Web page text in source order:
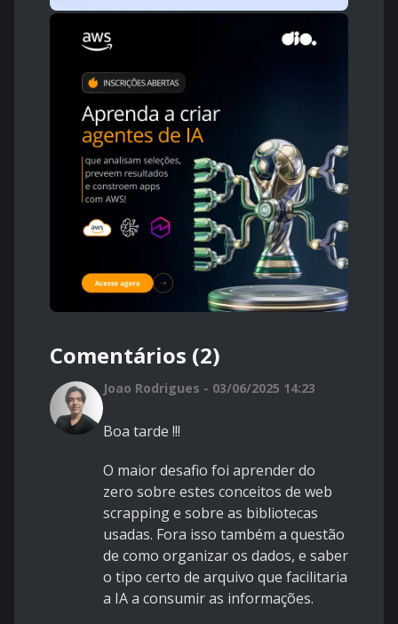
Comentários (2)
Joao Rodrigues - 03/06/2025 14:23
Boa tarde !!!
O maior desafio foi aprender do
zero sobre estes conceitos de web
scrapping e sobre as bibliotecas
usadas. Fora isso também a questão
de como organizar os dados, e saber
o tipo certo de arquivo que facilitaria
a IA a consumir as informações.